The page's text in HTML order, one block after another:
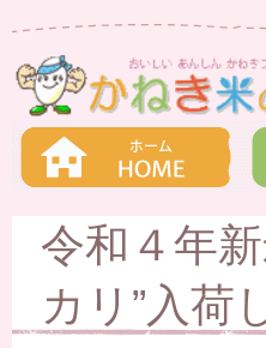
令和４年
カリ”入荷